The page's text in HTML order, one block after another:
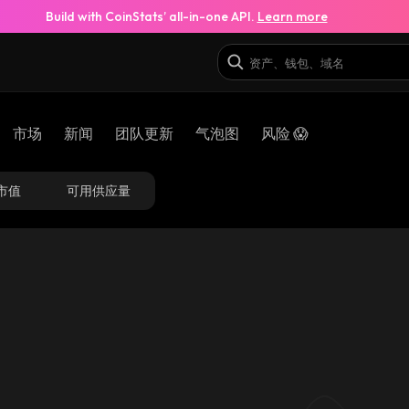
Build with CoinStats’ all-in-one API. Learn more
市场 新闻 团队更新 气泡图 风险 😱
值 可用供应量